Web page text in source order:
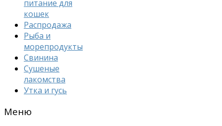
питание для
кошек
Распродажа
Рыба и
морепродукты
Свинина
Сушеные
лакомства
Утка и гусь
Меню